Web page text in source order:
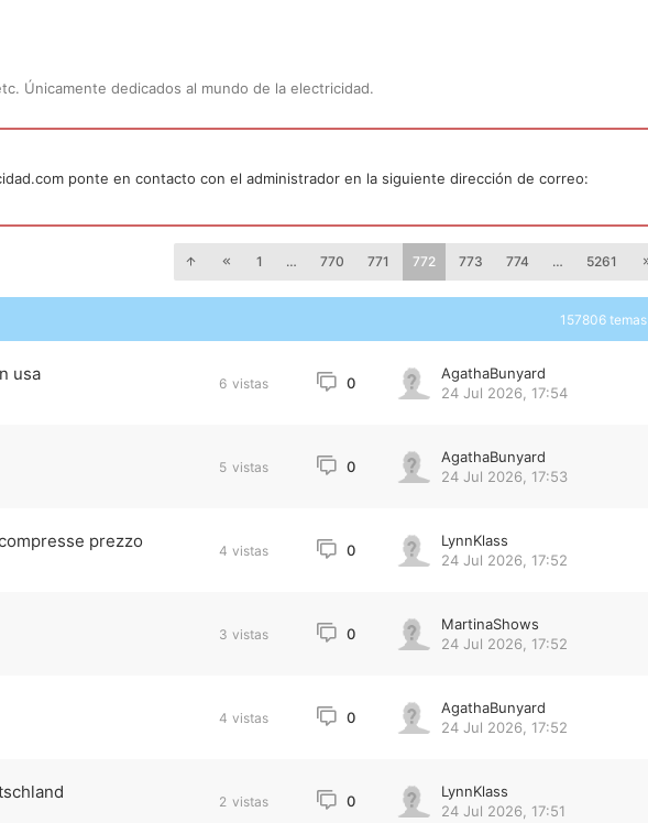
Únicamente dedicados al mundo de la electricidad.
ponte en contacto con el administrador en la siguiente dirección de correo:
1 … 770 771 772 773 774 … 5261
157806 temas
usa 6 vistas 0
AgathaBunyard
24 Jul 2026, 17:54
5 vistas 0
AgathaBunyard
24 Jul 2026, 17:53
prezzo 4 vistas 0
LynnKlass
24 Jul 2026, 17:52
3 vistas 0
MartinaShows
24 Jul 2026, 17:52
4 vistas 0
AgathaBunyard
24 Jul 2026, 17:52
2 vistas 0
LynnKlass
24 Jul 2026, 17:51